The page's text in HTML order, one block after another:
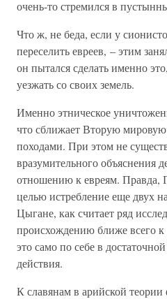
очень-то стремился в
Что ж, не беда, если у
переселить евреев, – этим
он пытался сделать именно
уезжать со своих земель.
Именно этническое
что сближает Вторую
походами. При этом не
вразумительного объяснения
отношению к евреям. Правда,
целью истребление еще двух
Цыгане, как считает ряд
происхождению ближе всего
это само по себе в
действия.
К славянам в арийской теории